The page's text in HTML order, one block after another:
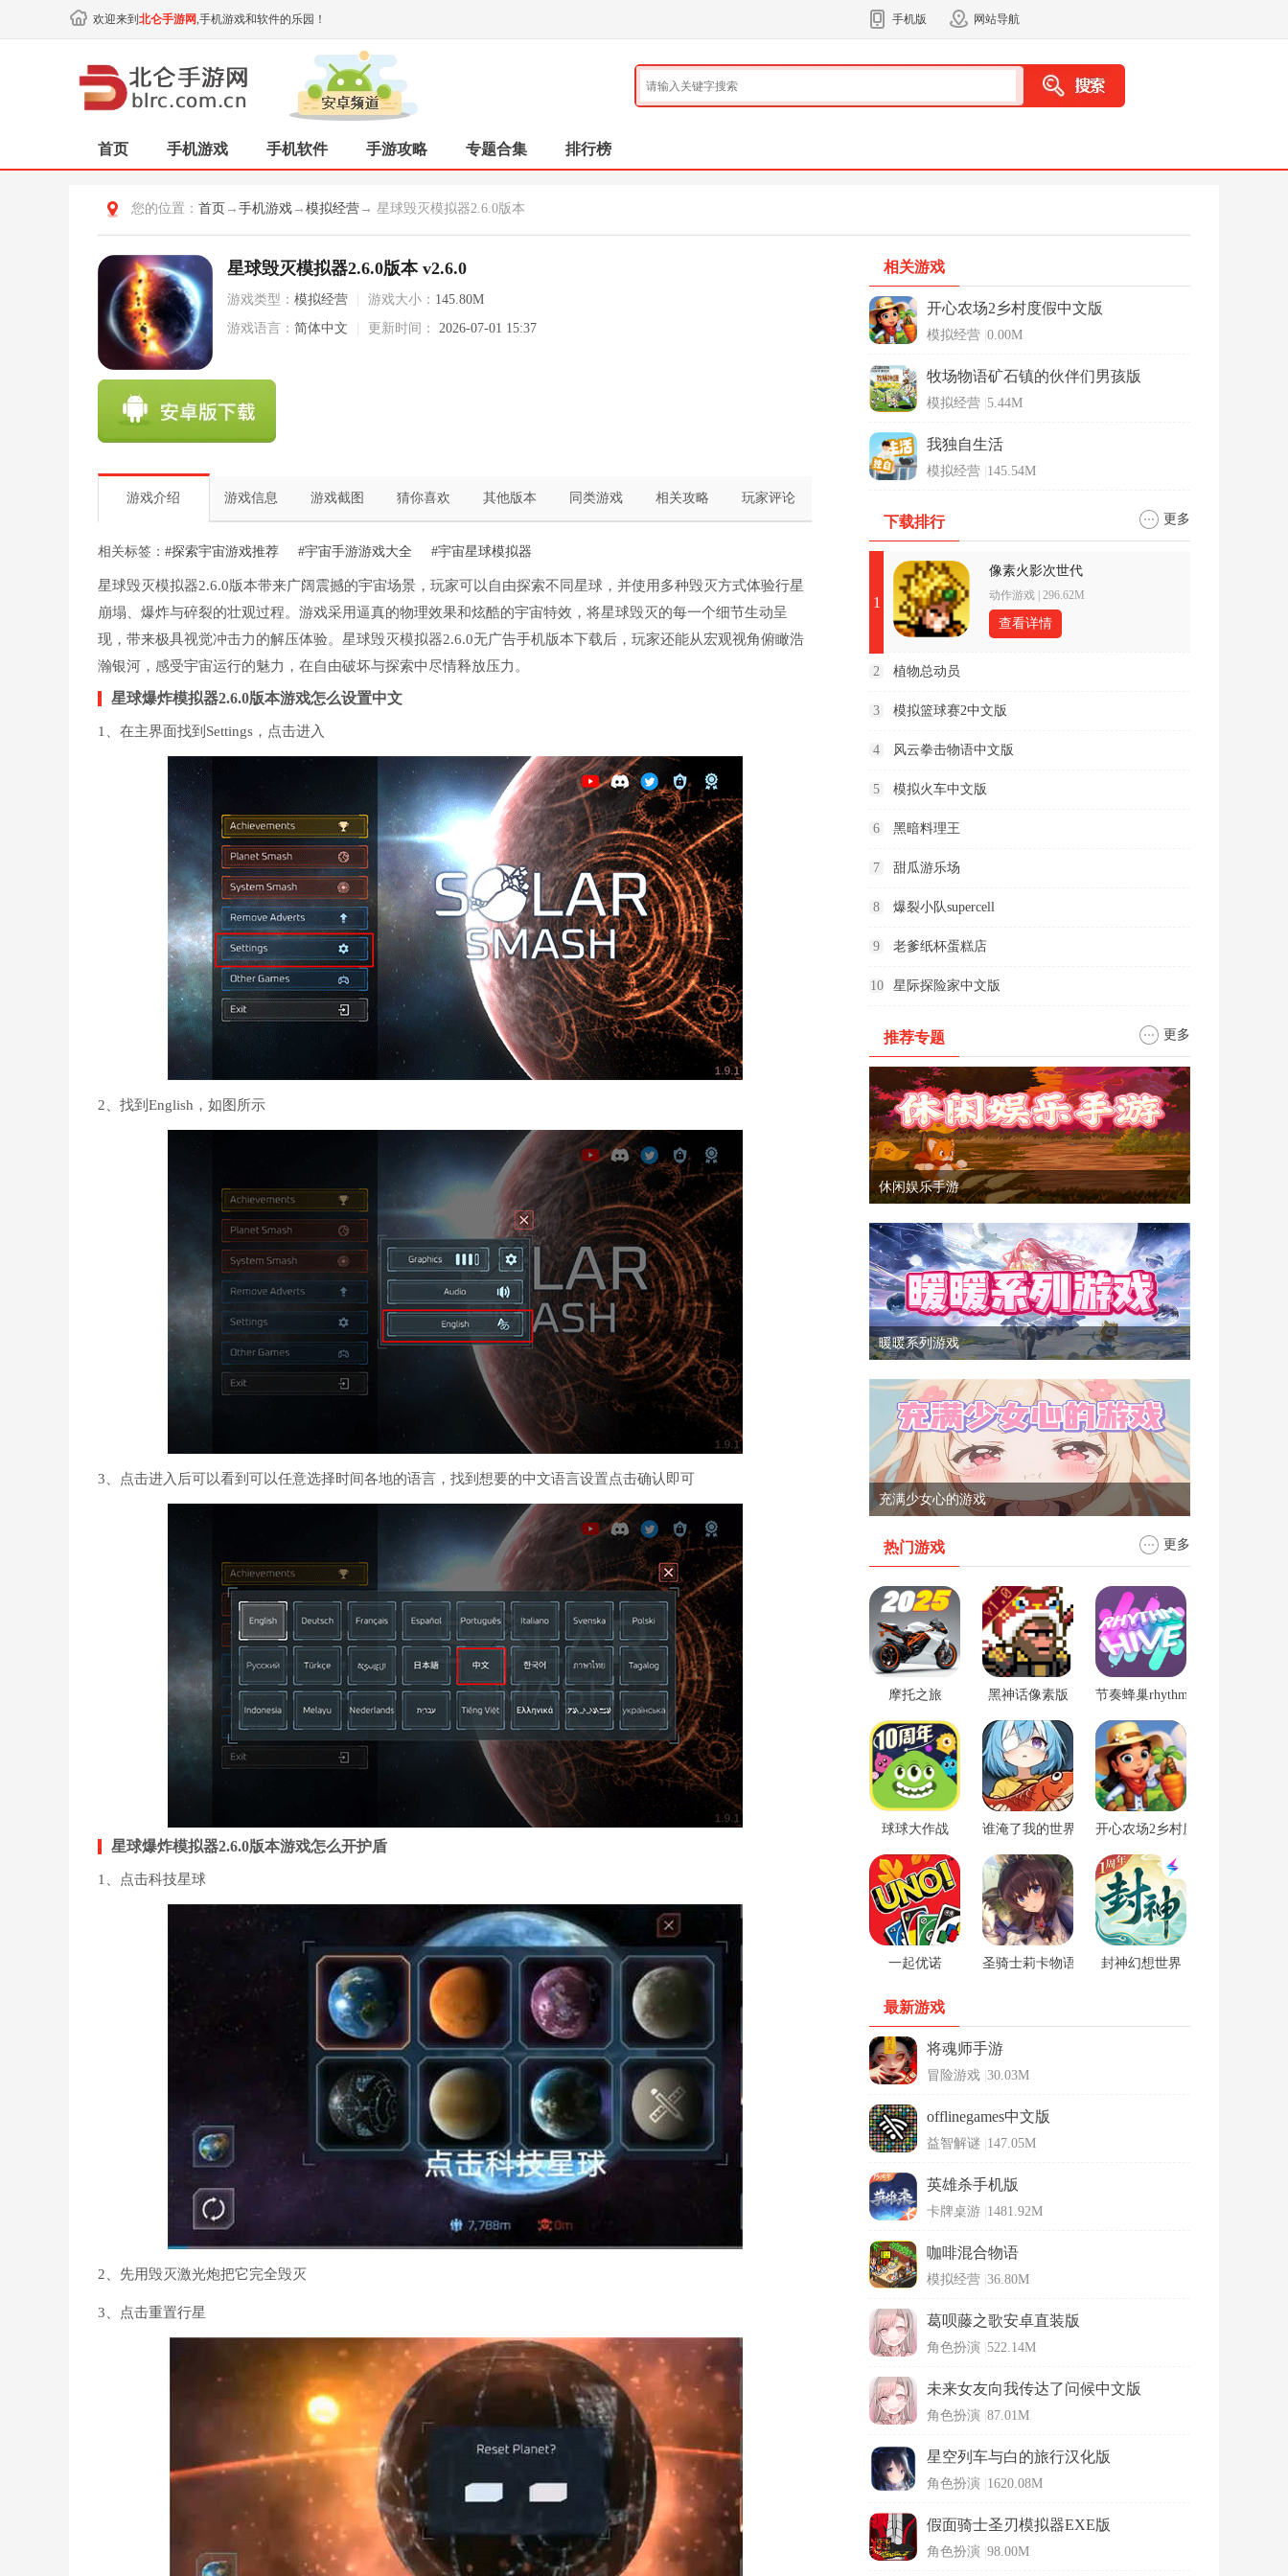
欢迎来到 北仑手游网,手机游戏和软件的乐园！ 手机版 网站导航
首页 手机游戏 手机软件 手游攻略 专题合集 排行榜
您的位置： 首页 → 手机游戏 → 模拟经营 → 星球毁灭模拟器2.6.0版本
星球毁灭模拟器2.6.0版本 v2.6.0
游戏类型： 模拟经营 游戏大小： 145.80M
游戏语言： 简体中文 更新时间： 2026-07-01 15:37
游戏介绍 游戏信息 游戏截图 猜你喜欢 其他版本 同类游戏 相关攻略 玩家评论
相关标签： #探索宇宙游戏推荐 #宇宙手游游戏大全 #宇宙星球模拟器
星球毁灭模拟器2.6.0版本带来广阔震撼的宇宙场景，玩家可以自由探索不同星球，并使用多种毁灭方式体验行星
崩塌、爆炸与碎裂的壮观过程。游戏采用逼真的物理效果和炫酷的宇宙特效，将星球毁灭的每一个细节生动呈
现，带来极具视觉冲击力的解压体验。星球毁灭模拟器2.6.0无广告手机版本下载后，玩家还能从宏观视角俯瞰浩
瀚银河，感受宇宙运行的魅力，在自由破坏与探索中尽情释放压力。
星球爆炸模拟器2.6.0版本游戏怎么设置中文
1、在主界面找到Settings，点击进入
2、找到English，如图所示
3、点击进入后可以看到可以任意选择时间各地的语言，找到想要的中文语言设置点击确认即可
星球爆炸模拟器2.6.0版本游戏怎么开护盾
1、点击科技星球
2、先用毁灭激光炮把它完全毁灭
3、点击重置行星
相关游戏
开心农场2乡村度假中文版
模拟经营 0.00M
牧场物语矿石镇的伙伴们男孩版
模拟经营 5.44M
我独自生活
模拟经营 145.54M
下载排行 更多
1
像素火影次世代
动作游戏 296.62M
查看详情
2 植物总动员
3 模拟篮球赛2中文版
4 风云拳击物语中文版
5 模拟火车中文版
6 黑暗料理王
7 甜瓜游乐场
8 爆裂小队supercell
9 老爹纸杯蛋糕店
10 星际探险家中文版
推荐专题 更多
休闲娱乐手游
暖暖系列游戏
充满少女心的游戏
热门游戏 更多
摩托之旅 黑神话像素版 节奏蜂巢rhythm hive
球球大作战 谁淹了我的世界游戏开心农场2乡村度假中文版
一起优诺 圣骑士莉卡物语安卓手游封神幻想世界
最新游戏
将魂师手游
冒险游戏 30.03M
offlinegames中文版
益智解谜 147.05M
英雄杀手机版
卡牌桌游 1481.92M
咖啡混合物语
模拟经营 36.80M
葛呗藤之歌安卓直装版
角色扮演 522.14M
未来女友向我传达了问候中文版
角色扮演 87.01M
星空列车与白的旅行汉化版
角色扮演 1620.08M
假面骑士圣刃模拟器EXE版
角色扮演 98.00M